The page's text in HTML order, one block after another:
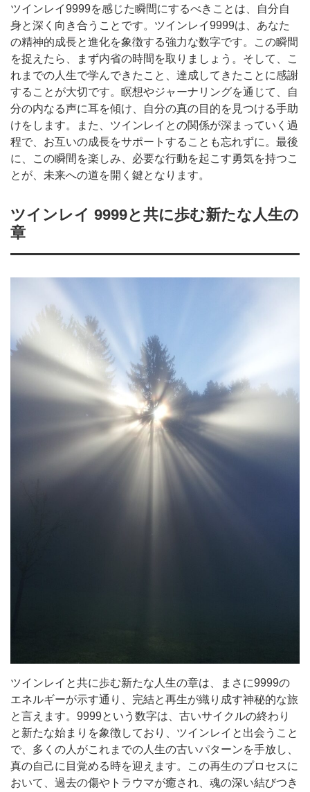
ツインレイ9999を感じた瞬間にするべきことは、自分自
身と深く向き合うことです。ツインレイ9999は、あなた
の精神的成長と進化を象徴する強力な数字です。この瞬間
を捉えたら、まず内省の時間を取りましょう。そして、こ
れまでの人生で学んできたこと、達成してきたことに感謝
することが大切です。瞑想やジャーナリングを通じて、自
分の内なる声に耳を傾け、自分の真の目的を見つける手助
けをします。また、ツインレイとの関係が深まっていく過
程で、お互いの成長をサポートすることも忘れずに。最後
に、この瞬間を楽しみ、必要な行動を起こす勇気を持つこ
とが、未来への道を開く鍵となります。
ツインレイ 9999と共に歩む新たな人生の
章
ツインレイと共に歩む新たな人生の章は、まさに9999の
エネルギーが示す通り、完結と再生が織り成す神秘的な旅
と言えます。9999という数字は、古いサイクルの終わり
と新たな始まりを象徴しており、ツインレイと出会うこと
で、多くの人がこれまでの人生の古いパターンを手放し、
真の自己に目覚める時を迎えます。この再生のプロセスに
おいて、過去の傷やトラウマが癒され、魂の深い結びつき